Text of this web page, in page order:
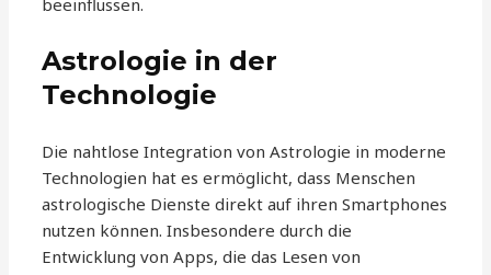
Astrologie in der
Technologie
Die nahtlose Integration von Astrologie in moderne
Technologien hat es ermöglicht, dass Menschen
astrologische Dienste direkt auf ihren Smartphones
nutzen können. Insbesondere durch die
Entwicklung von Apps, die das Lesen von